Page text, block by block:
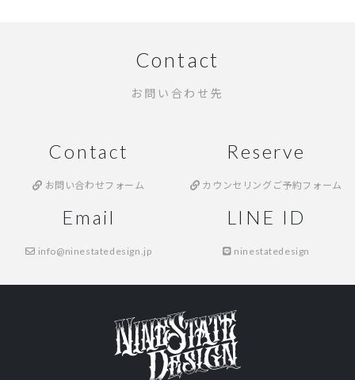
Contact
お問い合わせ先
Contact
お問い合わせフォーム
Reserve
カウンセリングご予約フォーム
Email
info@ninestatedesign.jp
LINE ID
ninestatedesign